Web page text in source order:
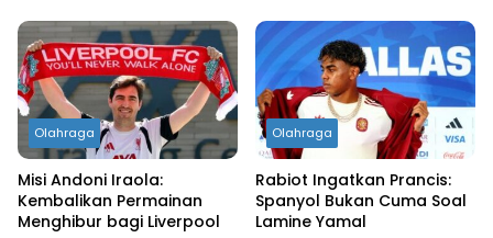
Olahraga
Misi Andoni Iraola:
Kembalikan Permainan
Menghibur bagi Liverpool
Olahraga
Rabiot Ingatkan Prancis:
Spanyol Bukan Cuma Soal
Lamine Yamal